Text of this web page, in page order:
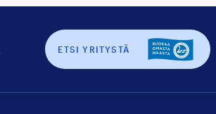
ETSI YRITYSTÄ